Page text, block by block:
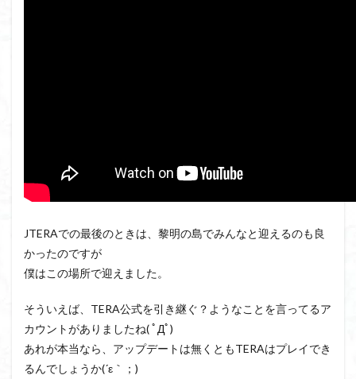
JTERAでの最後のときは、黎明の島でみんなと迎えるのも良
かったのですが
僕はこの場所で迎えました。
そういえば、TERA公式を引き継ぐ？ようなことを言ってるア
カウントがありましたね( ﾟДﾟ)
あれが本当なら、アップデートは無くともTERAはプレイでき
るんでしょうか(´ε｀；)